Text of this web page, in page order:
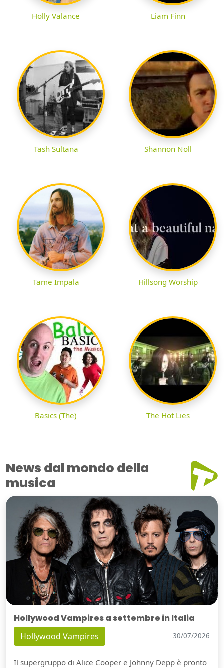
Holly Valance Liam Finn
Tash Sultana Shannon Noll
Tame Impala Hillsong Worship
Basics (The) The Hot Lies
News dal mondo della
musica
Hollywood Vampires a settembre in Italia
Hollywood Vampires 30/07/2026
Il supergruppo di Alice Cooper e Johnny Depp è pronto